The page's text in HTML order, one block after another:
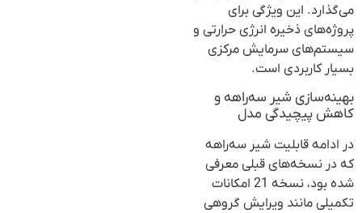
می‌گذارد. این ویژگی برای
پروژه‌های ذخیره انرژی حرارتی و
سیستم‌های سرمایش مرکزی
بسیار کاربردی است.
بهینه‌سازی شیر سه‌راهه و
کاهش پیچیدگی مدل
در ادامه قابلیت شیر سه‌راهه
که در نسخه‌های قبلی معرفی
شده بود، نسخه 21 امکانات
تکمیلی مانند ویرایش گروهی